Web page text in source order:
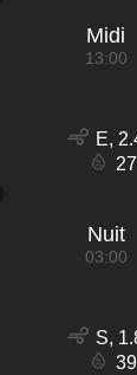
Midi
13:00
E,
Nuit
03:00
S,